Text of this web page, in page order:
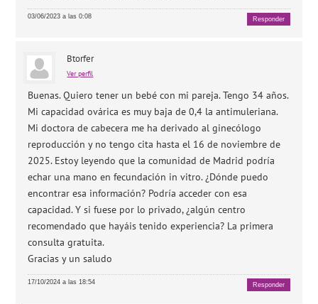
03/06/2023 a las 0:08 Responder
Btorfer
Ver perfil
Buenas. Quiero tener un bebé con mi pareja. Tengo 34 años.
Mi capacidad ovárica es muy baja de 0,4 la antimuleriana.
Mi doctora de cabecera me ha derivado al ginecólogo
reproducción y no tengo cita hasta el 16 de noviembre de
2025. Estoy leyendo que la comunidad de Madrid podría
echar una mano en fecundación in vitro. ¿Dónde puedo
encontrar esa información? Podría acceder con esa
capacidad. Y si fuese por lo privado, ¿algún centro
recomendado que hayáis tenido experiencia? La primera
consulta gratuita.
Gracias y un saludo
17/10/2024 a las 18:54 Responder